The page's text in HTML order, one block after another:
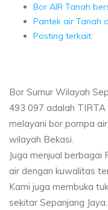
Bor AIR Tanah
Pantek air Tanah
Posting terkait:
Bor Sumur Wilayah
493 097 adalah
melayani bor pompa
wilayah Bekasi.
Juga menjual berbagai
air dengan kuwalitas
Kami juga membuka
sekitar Sepanjang Jaya.